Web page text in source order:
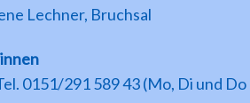
Lechner, Bruchsal
0151/291 589 43 (Mo, Di und Do